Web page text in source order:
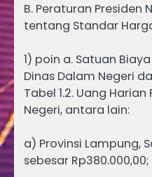
B. Peraturan Presiden
tentang Standar
1) poin a. Satuan
Dinas Dalam Negeri
Tabel 1.2. Uang
Negeri, antara lain:
a) Provinsi Lampung,
sebesar